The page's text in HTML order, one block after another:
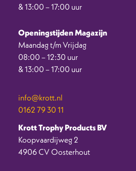
& 13:00 – 17:00 uur
Openingstijden Magazijn
Maandag t/m Vrijdag
08:00 – 12:30 uur
& 13:00 – 17:00 uur
info@krott.nl
0162 79 30 11
Krott Trophy Products BV
Koopvaardijweg 2
4906 CV Oosterhout